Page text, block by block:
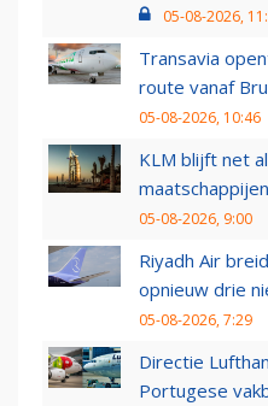
05-08-2026,
Transavia
route vanaf
05-08-2026, 10:46
KLM blijft net
05-08-2026, 9:00
Riyadh Air
opnieuw drie
05-08-2026, 7:29
Directie
Portugese